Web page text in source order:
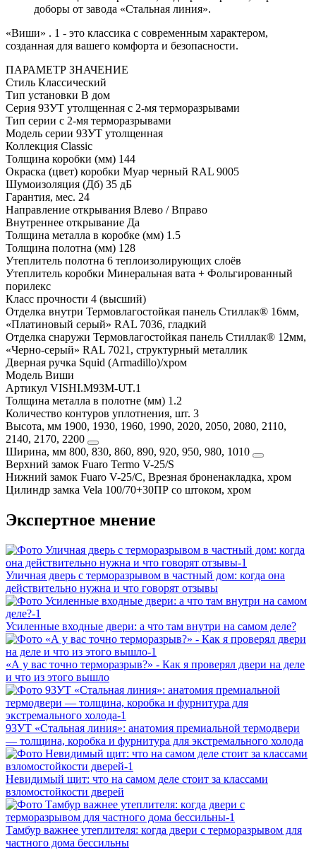
доборы от завода «Стальная линия».
«Виши» . 1 - это классика с современным характером,
созданная для вашего комфорта и безопасности.
ПАРАМЕТР ЗНАЧЕНИЕ
Стиль Классический
Тип установки В дом
Серия 93УТ утолщенная с 2-мя терморазрывами
Тип серии с 2-мя терморазрывами
Модель серии 93УТ утолщенная
Коллекция Classic
Толщина коробки (мм) 144
Окраска (цвет) коробки Муар черный RAL 9005
Шумоизоляция (Дб) 35 дБ
Гарантия, мес. 24
Направление открывания Влево / Вправо
Внутреннее открывание Да
Толщина металла в коробке (мм) 1.5
Толщина полотна (мм) 128
Утеплитель полотна 6 теплоизолирующих слоёв
Утеплитель коробки Минеральная вата + Фольгированный
порилекс
Класс прочности 4 (высший)
Отделка внутри Термовлагостойкая панель Стиллак® 16мм,
«Платиновый серый» RAL 7036, гладкий
Отделка снаружи Термовлагостойкая панель Стиллак® 12мм,
«Черно-серый» RAL 7021, структурный металлик
Дверная ручка Squid (Armadillo)/хром
Модель Виши
Артикул VISHI.M93M-UT.1
Толщина металла в полотне (мм) 1.2
Количество контуров уплотнения, шт. 3
Высота, мм 1900, 1930, 1960, 1990, 2020, 2050, 2080, 2110,
2140, 2170, 2200
Ширина, мм 800, 830, 860, 890, 920, 950, 980, 1010
Верхний замок Fuaro Termo V-25/S
Нижний замок Fuaro V-25/C, Врезная броненакладка, хром
Цилиндр замка Vela 100/70+30ПР со штоком, хром
Экспертное мнение
Уличная дверь с терморазрывом в частный дом: когда она
действительно нужна и что говорят отзывы
Усиленные входные двери: а что там внутри на самом деле?
«А у вас точно терморазрыв?» - Как я проверял двери на деле
и что из этого вышло
93УТ «Стальная линия»: анатомия премиальной термодвери
— толщина, коробка и фурнитура для экстремального холода
Невидимый щит: что на самом деле стоит за классами
взломостойкости дверей
Тамбур важнее утеплителя: когда двери с терморазрывом для
частного дома бессильны